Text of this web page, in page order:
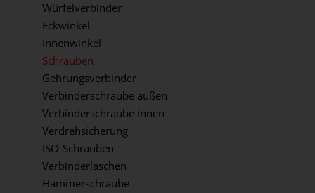
Würfelverbinder
Eckwinkel
Innenwinkel
Schrauben
Gehrungsverbinder
Verbinderschraube außen
Verbinderschraube innen
Verdrehsicherung
ISO-Schrauben
Verbinderlaschen
Hammerschraube